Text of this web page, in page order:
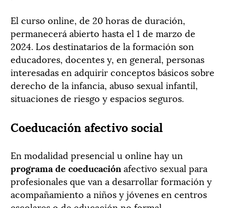
El curso online, de 20 horas de duración,
permanecerá abierto hasta el 1 de marzo de
2024. Los destinatarios de la formación son
educadores, docentes y, en general, personas
interesadas en adquirir conceptos básicos sobre
derecho de la infancia, abuso sexual infantil,
situaciones de riesgo y espacios seguros.
Coeducación afectivo social
En modalidad presencial u online hay un
programa de coeducación afectivo sexual para
profesionales que van a desarrollar formación y
acompañamiento a niños y jóvenes en centros